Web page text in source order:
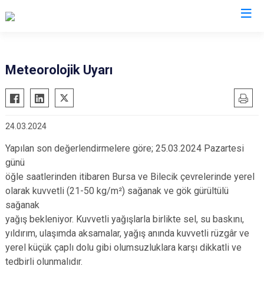
Büyükorhan
Gemlik
Gürsu
Harmancık
İnegöl
İznik
Karacabey
Keles
Kestel
Orhaneli
Osmangazi
Yıldırım
Meteorolojik Uyarı
24.03.2024
Yapılan son değerlendirmelere göre; 25.03.2024 Pazartesi
günü
öğle saatlerinden itibaren Bursa ve Bilecik çevrelerinde yerel
olarak kuvvetli (21-50 kg/m²) sağanak ve gök gürültülü
sağanak
yağış bekleniyor. Kuvvetli yağışlarla birlikte sel, su baskını,
yıldırım, ulaşımda aksamalar, yağış anında kuvvetli rüzgâr ve
yerel küçük çaplı dolu gibi olumsuzluklara karşı dikkatli ve
tedbirli olunmalıdır.